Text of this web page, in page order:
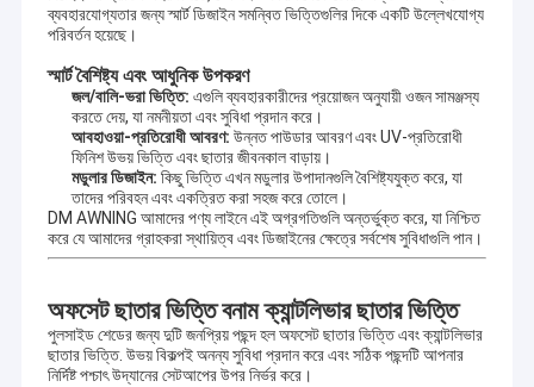
ব্যবহারযোগ্যতার জন্য স্মার্ট ডিজাইন সমন্বিত ভিত্তিগুলির দিকে একটি উল্লেখযোগ্য
পরিবর্তন হয়েছে।
স্মার্ট বৈশিষ্ট্য এবং আধুনিক উপকরণ
জল/বালি-ভরা ভিত্তি: এগুলি ব্যবহারকারীদের প্রয়োজন অনুযায়ী ওজন সামঞ্জস্য
করতে দেয়, যা নমনীয়তা এবং সুবিধা প্রদান করে।
আবহাওয়া-প্রতিরোধী আবরণ: উন্নত পাউডার আবরণ এবং UV-প্রতিরোধী
ফিনিশ উভয় ভিত্তি এবং ছাতার জীবনকাল বাড়ায়।
মডুলার ডিজাইন: কিছু ভিত্তি এখন মডুলার উপাদানগুলি বৈশিষ্ট্যযুক্ত করে, যা
তাদের পরিবহন এবং একত্রিত করা সহজ করে তোলে।
DM AWNING আমাদের পণ্য লাইনে এই অগ্রগতিগুলি অন্তর্ভুক্ত করে, যা নিশ্চিত
করে যে আমাদের গ্রাহকরা স্থায়িত্ব এবং ডিজাইনের ক্ষেত্রে সর্বশেষ সুবিধাগুলি পান।
অফসেট ছাতার ভিত্তি বনাম ক্যান্টলিভার ছাতার ভিত্তি
পুলসাইড শেডের জন্য দুটি জনপ্রিয় পছন্দ হলঅফসেট ছাতার ভিত্তিএবংক্যান্টলিভার
ছাতার ভিত্তি. উভয় বিকল্পই অনন্য সুবিধা প্রদান করে এবং সঠিক পছন্দটি আপনার
নির্দিষ্ট পশ্চাৎ উদ্যানের সেটআপের উপর নির্ভর করে।